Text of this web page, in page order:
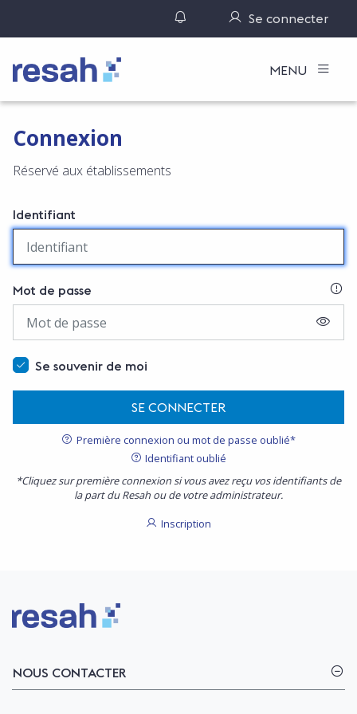
Gérer ses notifications
Se connecter
Logo Resah MENU
Connexion
Réservé aux établissements
Identifiant
Mot de passe
Se souvenir de moi
SE CONNECTER
Première connexion ou mot de passe oublié*
Identifiant oublié
*Cliquez sur première connexion si vous avez reçu vos identifiants de
la part du Resah ou de votre administrateur.
Inscription
Logo Resah
NOUS CONTACTER